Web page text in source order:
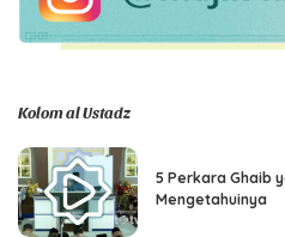
Kolom al Ustadz
5 Perkara Ghaib
Mengetahuinya